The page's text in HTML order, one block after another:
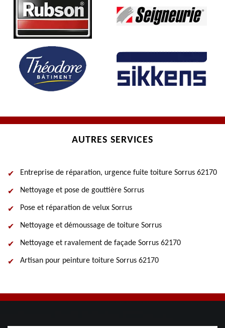
AUTRES SERVICES
Entreprise de réparation, urgence fuite toiture Sorrus 62170
Nettoyage et pose de gouttière Sorrus
Pose et réparation de velux Sorrus
Nettoyage et démoussage de toiture Sorrus
Nettoyage et ravalement de façade Sorrus 62170
Artisan pour peinture toiture Sorrus 62170